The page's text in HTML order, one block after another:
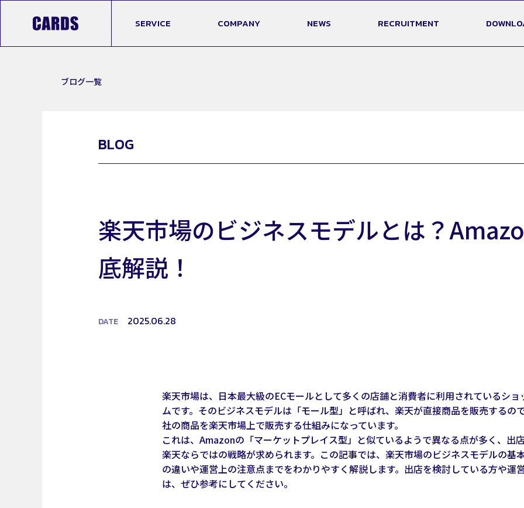
SERVICE COMPANY NEWS RECRUITMENT
ブログ一覧
BLOG
楽天市場のビジネスモデルとは？
底解説！
DATE 2025.06.28
楽天市場は、日本最大級のECモールとして多くの店舗と消費者に利用されているシ
ムです。そのビジネスモデルは「モール型」と呼ばれ、楽天が直接商品を販売するの
社の商品を楽天市場上で販売する仕組みになっています。
これは、Amazonの「マーケットプレイス型」と似ているようで異なる点が多く、出
楽天ならではの戦略が求められます。この記事では、楽天市場のビジネスモデルの基
の違いや運営上の注意点までをわかりやすく解説します。出店を検討している方や運
は、ぜひ参考にしてください。